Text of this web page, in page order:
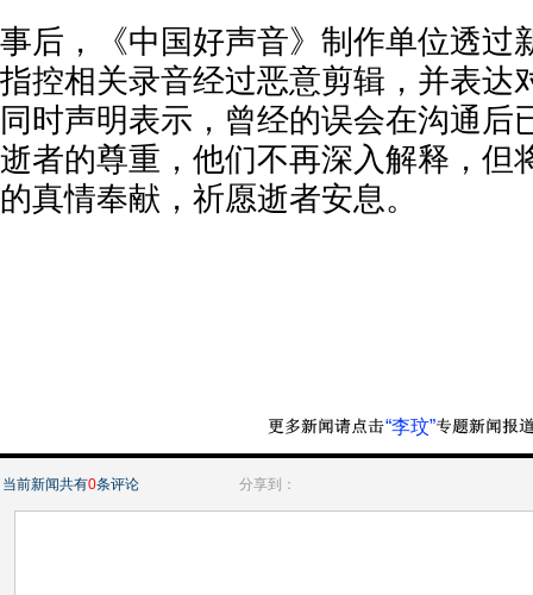
事后，《中国好声音》制作单位透过
指控相关录音经过恶意剪辑，并表达
同时声明表示，曾经的误会在沟通后
逝者的尊重，他们不再深入解释，但
的真情奉献，祈愿逝者安息。
“李玟”
当前新闻共有0条评论 分享到：